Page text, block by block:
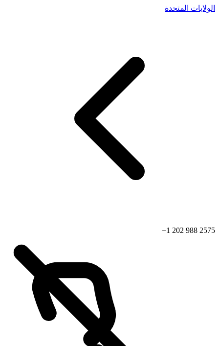
الولايات المتحدة
+1 202 988 2575